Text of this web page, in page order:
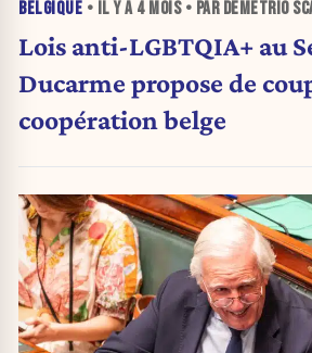
BELGIQUE • IL Y A 4 MOIS• PAR DEMETRIO
Lois anti-LGBTQIA+ au
Ducarme propose de
coopération belge